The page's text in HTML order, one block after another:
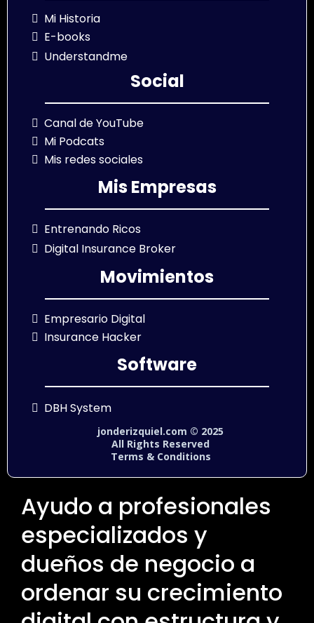
Mi Historia
E-books
Understandme
Social
Canal de YouTube
Mi Podcats
Mis redes sociales
Mis Empresas
Entrenando Ricos
Digital Insurance Broker
Movimientos
Empresario Digital
Insurance Hacker
Software
DBH System
jonderizquiel.com © 2025
All Rights Reserved
Terms & Conditions
Ayudo a profesionales
especializados y
dueños de negocio a
ordenar su crecimiento